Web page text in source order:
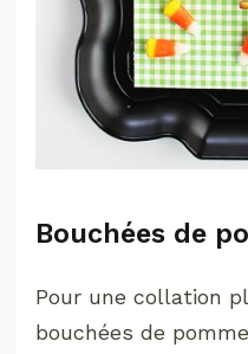
Bouchées de
Pour une collation
bouchées de